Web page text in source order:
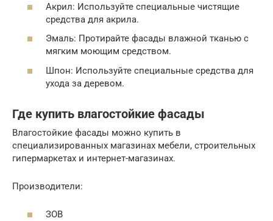
Акрил: Используйте специальные чистящие
средства для акрила.
Эмаль: Протирайте фасады влажной тканью с
мягким моющим средством.
Шпон: Используйте специальные средства для
ухода за деревом.
Где купить влагостойкие фасады
Влагостойкие фасады можно купить в
специализированных магазинах мебели, строительных
гипермаркетах и интернет-магазинах.
Производители:
ЗОВ